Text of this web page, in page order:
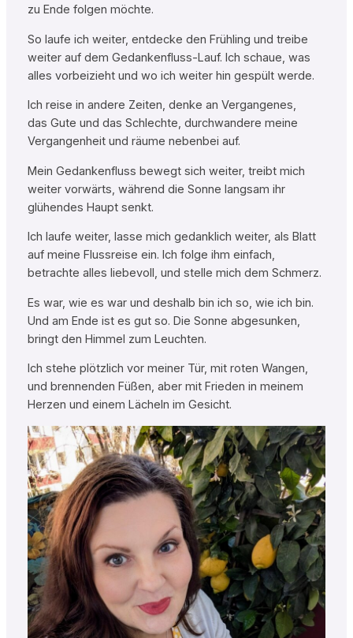
zu Ende folgen möchte.
So laufe ich weiter, entdecke den Frühling und treibe
weiter auf dem Gedankenfluss-Lauf. Ich schaue, was
alles vorbeizieht und wo ich weiter hin gespült werde.
Ich reise in andere Zeiten, denke an Vergangenes,
das Gute und das Schlechte, durchwandere meine
Vergangenheit und räume nebenbei auf.
Mein Gedankenfluss bewegt sich weiter, treibt mich
weiter vorwärts, während die Sonne langsam ihr
glühendes Haupt senkt.
Ich laufe weiter, lasse mich gedanklich weiter, als Blatt
auf meine Flussreise ein. Ich folge ihm einfach,
betrachte alles liebevoll, und stelle mich dem Schmerz.
Es war, wie es war und deshalb bin ich so, wie ich bin.
Und am Ende ist es gut so. Die Sonne abgesunken,
bringt den Himmel zum Leuchten.
Ich stehe plötzlich vor meiner Tür, mit roten Wangen,
und brennenden Füßen, aber mit Frieden in meinem
Herzen und einem Lächeln im Gesicht.